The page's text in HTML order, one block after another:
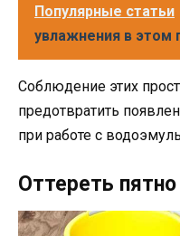
Популярные статьи
увлажнения в этом
Соблюдение этих
предотвратить
при работе с
Оттереть